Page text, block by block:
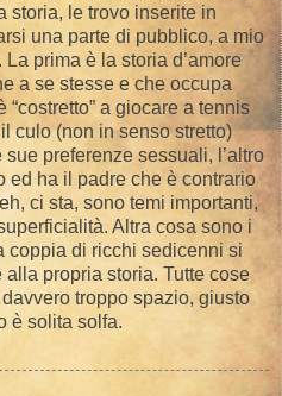
storia, le trovo inserite in
una parte di pubblico, a mio
prima è la storia d’amore
a se stesse e che occupa
a giocare a tennis
culo (non in senso stretto)
preferenze sessuali, l’altro
ed ha il padre che è contrario
ci sta, sono temi importanti,
Altra cosa sono i
coppia di ricchi sedicenni si
propria storia. Tutte cose
troppo spazio, giusto
è solita solfa.